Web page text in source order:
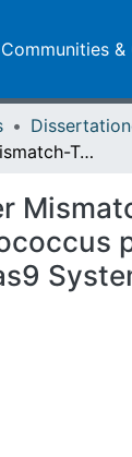
Communities
Analyse der Mismatch-Toleranz des Streptococcus pyogenes CRISPR-Cas9 Systems